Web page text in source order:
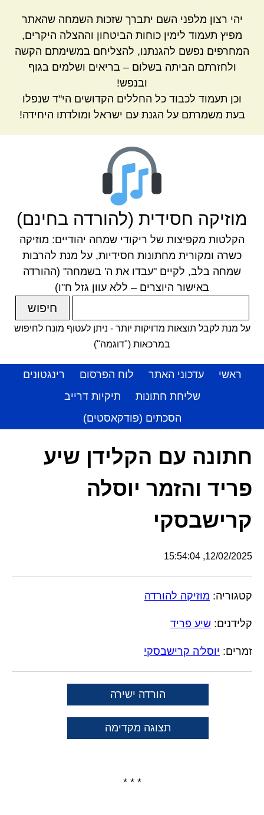
יהי רצון מלפני השם יתברך שזכות השמחה שהאתר
מפיץ תעמוד לימין כוחות הביטחון וההצלה היקרים,
המחרפים נפשם להגנתנו, להצליחם במשימתם הקשה
ולחזרתם הביתה בשלום – בריאים ושלמים בגוף
ובנפש!
וכן תעמוד לכבוד כל החללים הקדושים הי"ד שנפלו
בעת משמרתם על הגנת עם ישראל ומולדתו היחידה!
מוזיקה חסידית (להורדה בחינם)
הקלטות מקפיצות של ריקודי שמחה יהודיים: מוזיקה
כשרה ומקורית מחתונות חסידיות, על מנת להרבות
שמחה בלב, לקיים "עבדו את ה' בשמחה" (ההורדה
באישור היוצרים – ללא עוון גזל ח"ו)
על מנת לקבל תוצאות מדויקות יותר - ניתן לעטוף מונח לחיפוש
במרכאות ("דוגמה")
ראשי עדכוני האתר לוח הפרסום
רינגטונים
שליחת חתונות
תיקיות דרייב
הסכתים (פודקאסטים)
חתונה עם הקלידן שיע
פריד והזמר יוסלה
קרישבסקי
12/02/2025, 15:54:04
קטגוריה: מוזיקה להורדה
קלידנים: שיע פריד
זמרים: יוסל'ה קרישבסקי
הורדה ישירה
תצוגה מקדימה
* * *